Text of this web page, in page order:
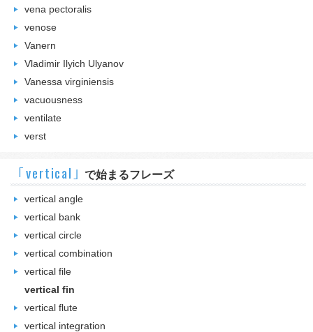
vena pectoralis
venose
Vanern
Vladimir Ilyich Ulyanov
Vanessa virginiensis
vacuousness
ventilate
verst
｢vertical｣ で始まるフレーズ
vertical angle
vertical bank
vertical circle
vertical combination
vertical file
vertical fin
vertical flute
vertical integration